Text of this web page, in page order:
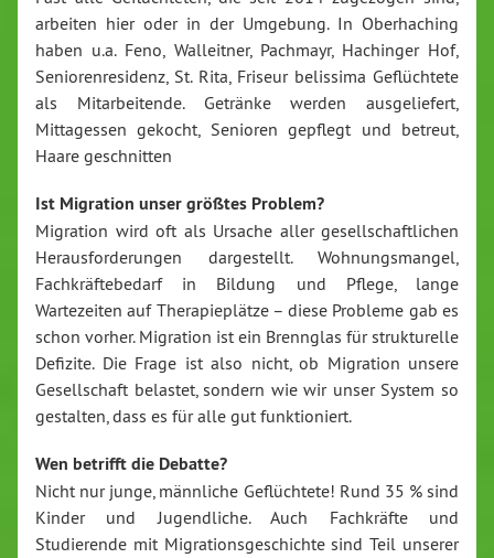
arbeiten hier oder in der Umgebung. In Oberhaching
haben u.a. Feno, Walleitner, Pachmayr, Hachinger Hof,
Seniorenresidenz, St. Rita, Friseur belissima Geflüchtete
als Mitarbeitende. Getränke werden ausgeliefert,
Mittagessen gekocht, Senioren gepflegt und betreut,
Haare geschnitten
Ist Migration unser größtes Problem?
Migration wird oft als Ursache aller gesellschaftlichen
Herausforderungen dargestellt. Wohnungsmangel,
Fachkräftebedarf in Bildung und Pflege, lange
Wartezeiten auf Therapieplätze – diese Probleme gab es
schon vorher. Migration ist ein Brennglas für strukturelle
Defizite. Die Frage ist also nicht, ob Migration unsere
Gesellschaft belastet, sondern wie wir unser System so
gestalten, dass es für alle gut funktioniert.
Wen betrifft die Debatte?
Nicht nur junge, männliche Geflüchtete! Rund 35 % sind
Kinder und Jugendliche. Auch Fachkräfte und
Studierende mit Migrationsgeschichte sind Teil unserer